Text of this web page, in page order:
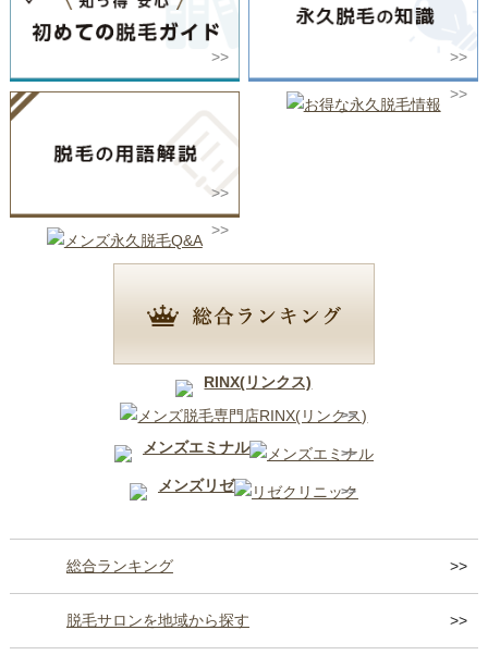
RINX(リンクス)
メンズエミナル
メンズリゼ
総合ランキング
脱毛サロンを地域から探す